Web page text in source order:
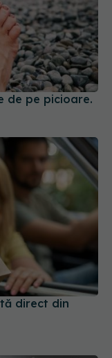
de pe picioare.
direct din